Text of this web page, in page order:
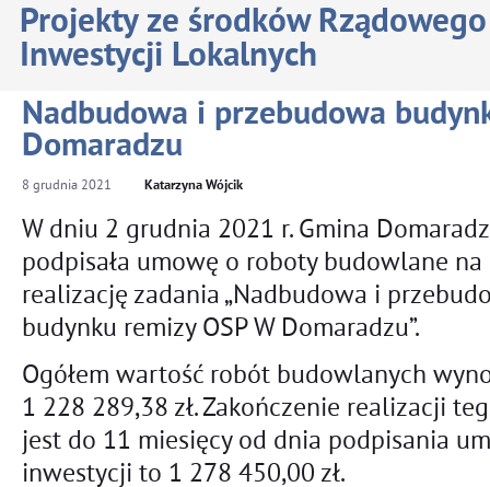
Projekty ze środków
Inwestycji Lokalnych
Nadbudowa i przebudowa
Domaradzu
8 grudnia 2021 Katarzyna Wójcik
W dniu 2 grudnia 2021 r. Gmina Domaradz
podpisała umowę o roboty budowlane na
realizację zadania „Nadbudowa i
budynku remizy OSP W Domaradzu”.
Ogółem wartość robót budowlanych
1 228 289,38 zł. Zakończenie realizacji
jest do 11 miesięcy od dnia podpisania
inwestycji to 1 278 450,00 zł.